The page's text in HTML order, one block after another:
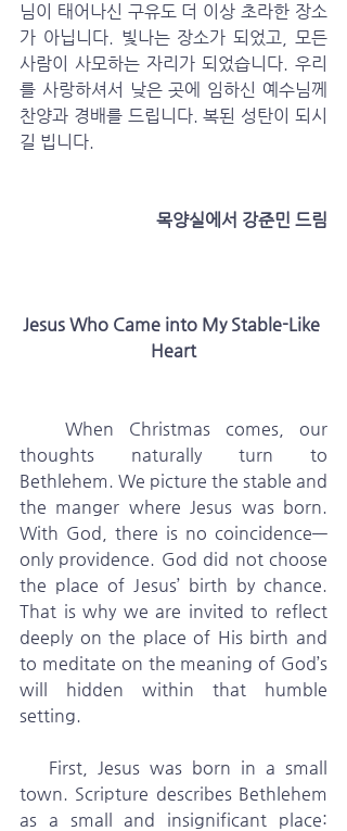
님이 태어나신 구유도 더 이상 초라한 장소
가 아닙니다. 빛나는 장소가 되었고, 모든
사람이 사모하는 자리가 되었습니다. 우리
를 사랑하셔서 낮은 곳에 임하신 예수님께
찬양과 경배를 드립니다. 복된 성탄이 되시
길 빕니다.
목양실에서 강준민 드림
Jesus Who Came into My Stable-Like
Heart
When Christmas comes, our
thoughts naturally turn to
Bethlehem. We picture the stable and
the manger where Jesus was born.
With God, there is no coincidence—
only providence. God did not choose
the place of Jesus’ birth by chance.
That is why we are invited to reflect
deeply on the place of His birth and
to meditate on the meaning of God’s
will hidden within that humble
setting.
town. Scripture describes Bethlehem
as a small and insignificant place: